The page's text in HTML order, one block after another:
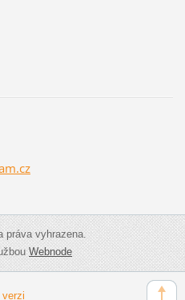
práva vyhrazena.
Webnode